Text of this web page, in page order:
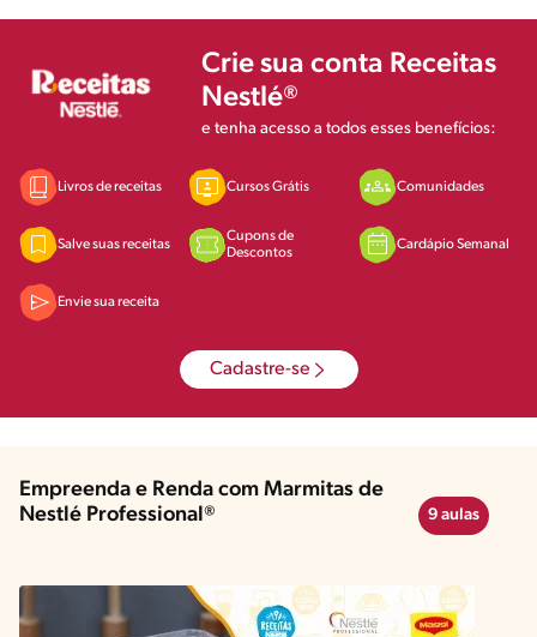
Crie sua conta Receitas
Nestlé®
e tenha acesso a todos esses benefícios:
Livros de receitas Cursos Grátis Comunidades
Salve suas receitas
Cupons de
Descontos
Cardápio Semanal
Envie sua receita
Cadastre-se
Empreenda e Renda com Marmitas de
Nestlé Professional®
9 aulas